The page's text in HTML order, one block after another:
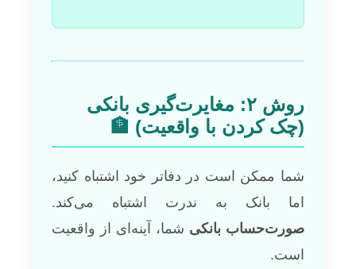
روش ۲: مغایرت‌گیری بانکی
(چک کردن با واقعیت) 🏦
شما ممکن است در دفاتر خود اشتباه کنید،
اما بانک به ندرت اشتباه می‌کند.
صورت‌حساب بانکی شما، آینه‌ای از واقعیت
است.